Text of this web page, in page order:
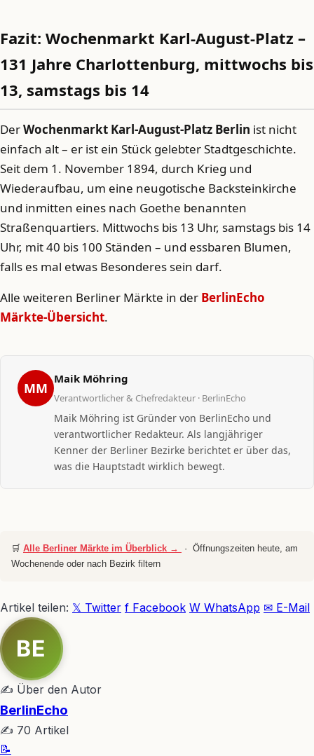
Fazit: Wochenmarkt Karl-August-Platz –
131 Jahre Charlottenburg, mittwochs bis
13, samstags bis 14
DerWochenmarkt Karl-August-Platz Berlin ist nicht
einfach alt – er ist ein Stück gelebter Stadtgeschichte.
Seit dem 1. November 1894, durch Krieg und
Wiederaufbau, um eine neugotische Backsteinkirche
und inmitten eines nach Goethe benannten
Straßenquartiers. Mittwochs bis 13 Uhr, samstags bis 14
Uhr, mit 40 bis 100 Ständen – und essbaren Blumen,
falls es mal etwas Besonderes sein darf.
Alle weiteren Berliner Märkte in der BerlinEcho
Märkte-Übersicht.
MM
Maik Möhring
Verantwortlicher & Chefredakteur · BerlinEcho
Maik Möhring ist Gründer von BerlinEcho und
verantwortlicher Redakteur. Als langjähriger
Kenner der Berliner Bezirke berichtet er über das,
was die Hauptstadt wirklich bewegt.
🛒 Alle Berliner Märkte im Überblick →
· Öffnungszeiten heute, am
Wochenende oder nach Bezirk filtern
Artikel teilen: 𝕏 Twitter f Facebook W WhatsApp ✉ E-Mail
BE
✍ Über den Autor
BerlinEcho
✍ 70 Artikel
📝